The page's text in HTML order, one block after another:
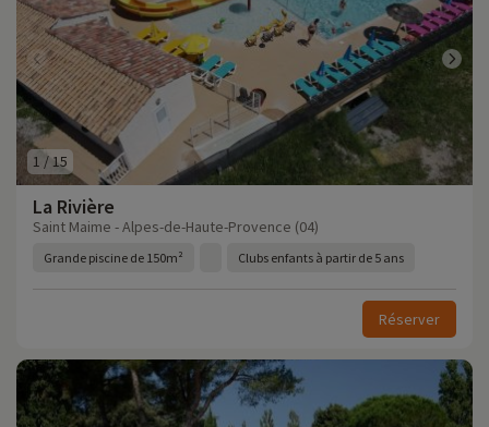
1 /15
La Rivière
Saint Maime - Alpes-de-Haute-Provence (04)
Grande piscine de 150m² Clubs enfants à partir de 5 ans
Réserver